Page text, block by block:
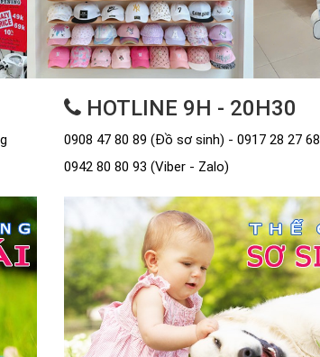
HOTLINE 9H - 20H30
0908 47 80 89 (Đồ sơ sinh) - 0917 28 27 68
0942 80 80 93 (Viber - Zalo)